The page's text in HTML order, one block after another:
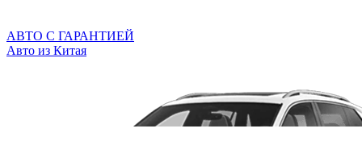
АВТО С ГАРАНТИЕЙ
Авто из Китая